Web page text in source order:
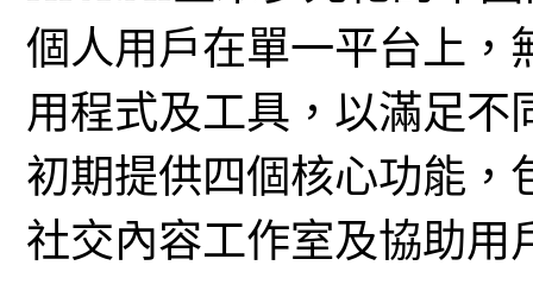
個人用戶在單一平台上，
用程式及工具，以滿足不
初期提供四個核心功能，
社交內容工作室及協助用